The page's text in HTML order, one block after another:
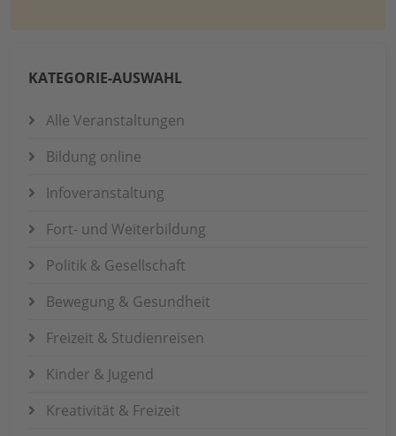
KATEGORIE-AUSWAHL
Alle Veranstaltungen
Bildung online
Infoveranstaltung
Fort- und Weiterbildung
Politik & Gesellschaft
Bewegung & Gesundheit
Freizeit & Studienreisen
Kinder & Jugend
Kreativität & Freizeit